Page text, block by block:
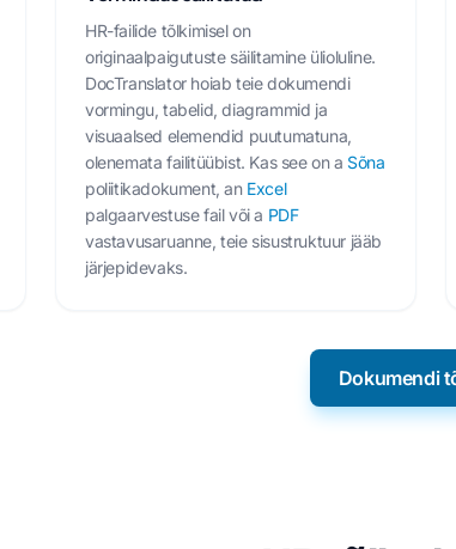
HR-failide tõlkimisel on
originaalpaigutuste säilitamine ülioluline.
DocTranslator hoiab teie dokumendi
vormingu, tabelid, diagrammid ja
visuaalsed elemendid puutumatuna,
olenemata failitüübist. Kas see on a Sõna
poliitikadokument, an Excel
palgaarvestuse fail või a PDF
vastavusaruanne, teie sisustruktuur jääb
järjepidevaks.
Dokumendi